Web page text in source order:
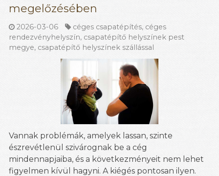
megelőzésében
2026-03-06 céges csapatépítés, céges
rendezvényhelyszín, csapatépítő helyszínek pest
megye, csapatépítő helyszínek szállással
Vannak problémák, amelyek lassan, szinte
észrevétlenül szivárognak be a cég
mindennapjaiba, és a következményeit nem lehet
figyelmen kívül hagyni. A kiégés pontosan ilyen.